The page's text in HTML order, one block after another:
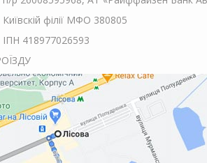
Київскій філії МФО 380805
ІПН 418977026593